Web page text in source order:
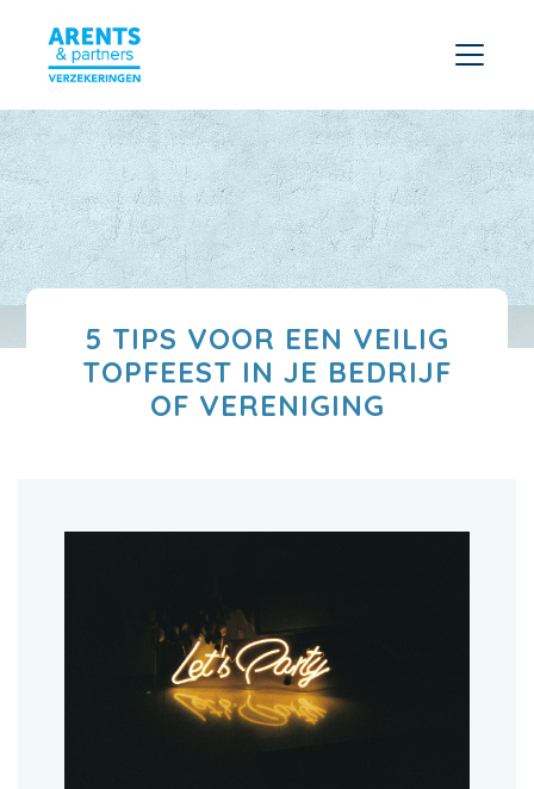
5 TIPS VOOR EEN VEILIG
TOPFEEST IN JE BEDRIJF
OF VERENIGING